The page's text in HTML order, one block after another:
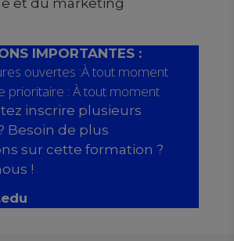
et du marketing
IMPORTANTES :
ouvertes :À tout moment
prioritaire : À tout moment
inscrire plusieurs
Besoin de plus
sur cette formation ?
!